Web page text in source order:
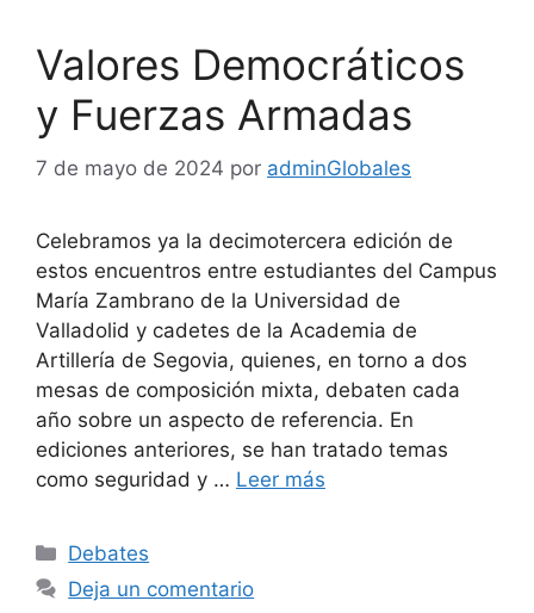
Valores Democráticos
y Fuerzas Armadas
7 de mayo de 2024 por adminGlobales
Celebramos ya la decimotercera edición de
estos encuentros entre estudiantes del Campus
María Zambrano de la Universidad de
Valladolid y cadetes de la Academia de
Artillería de Segovia, quienes, en torno a dos
mesas de composición mixta, debaten cada
año sobre un aspecto de referencia. En
ediciones anteriores, se han tratado temas
como seguridad y … Leer más
Debates
Deja un comentario